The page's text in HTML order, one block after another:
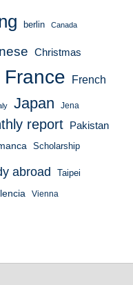
berlin Canada
Christmas
France French
Japan Jena
report Pakistan
Scholarship
abroad Taipei
Vienna